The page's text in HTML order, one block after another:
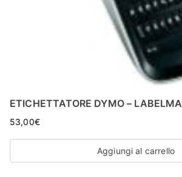
ETICHETTATORE DYMO –
53,00€
Aggiungi al carrello